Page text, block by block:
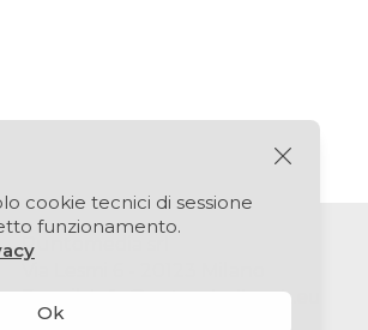
Puntomedia srl
E-mail:info@extendedbook.eu
cookie tecnici di sessione
funzionamento.
Ok